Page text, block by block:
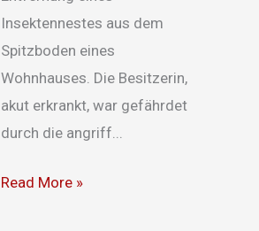
Insektennestes aus dem
Spitzboden eines
Wohnhauses. Die Besitzerin,
akut erkrankt, war gefährdet
durch die angriff...
Read More »